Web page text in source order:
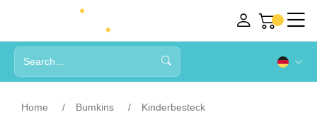
Home Bumkins
Kinderbesteck